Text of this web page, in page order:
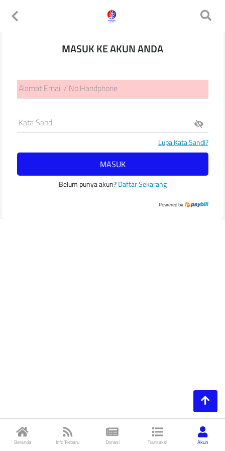
MASUK KE AKUN ANDA
Alamat Email / No.Handphone
Kata Sandi
Lupa Kata Sandi?
MASUK
Belum punya akun?Daftar Sekarang
Powered by
Beranda Info Terbaru Donasi Transaksi Akun